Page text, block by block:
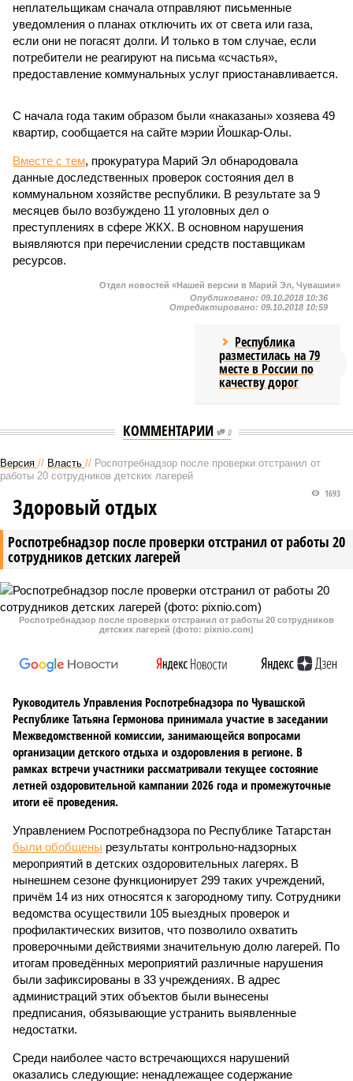
неплательщикам сначала отправляют письменные
уведомления о планах отключить их от света или газа,
если они не погасят долги. И только в том случае, если
потребители не реагируют на письма «счастья»,
предоставление коммунальных услуг приостанавливается.
С начала года таким образом были «наказаны» хозяева 49
квартир, сообщается на сайте мэрии Йошкар-Олы.
Вместе с тем, прокуратура Марий Эл обнародовала
данные доследственных проверок состояния дел в
коммунальном хозяйстве республики. В результате за 9
месяцев было возбуждено 11 уголовных дел о
преступлениях в сфере ЖКХ. В основном нарушения
выявляются при перечислении средств поставщикам
ресурсов.
Отдел новостей «Нашей версии в Марий Эл, Чувашии»
Опубликовано: 09.10.2018 10:36
Отредактировано: 09.10.2018 10:59
Республика
разместилась на 79
месте в России по
качеству дорог
КОММЕНТАРИИ 0
Версия // Власть // Роспотребнадзор после проверки отстранил от
работы 20 сотрудников детских лагерей
Роспотребнадзор после проверки отстранил от работы 20
сотрудников детских лагерей
1693
Здоровый отдых
Роспотребнадзор после проверки отстранил от работы 20 сотрудников
детских лагерей (фото: pixnio.com)
Руководитель Управления Роспотребнадзора по Чувашской
Республике Татьяна Гермонова принимала участие в заседании
Межведомственной комиссии, занимающейся вопросами
организации детского отдыха и оздоровления в регионе. В
рамках встречи участники рассматривали текущее состояние
летней оздоровительной кампании 2026 года и промежуточные
итоги её проведения.
Управлением Роспотребнадзора по Республике Татарстан
были обобщены результаты контрольно-надзорных
мероприятий в детских оздоровительных лагерях. В
нынешнем сезоне функционирует 299 таких учреждений,
причём 14 из них относятся к загородному типу. Сотрудники
ведомства осуществили 105 выездных проверок и
профилактических визитов, что позволило охватить
проверочными действиями значительную долю лагерей. По
итогам проведённых мероприятий различные нарушения
были зафиксированы в 33 учреждениях. В адрес
администраций этих объектов были вынесены
предписания, обязывающие устранить выявленные
недостатки.
Среди наиболее часто встречающихся нарушений
оказались следующие: ненадлежащее содержание